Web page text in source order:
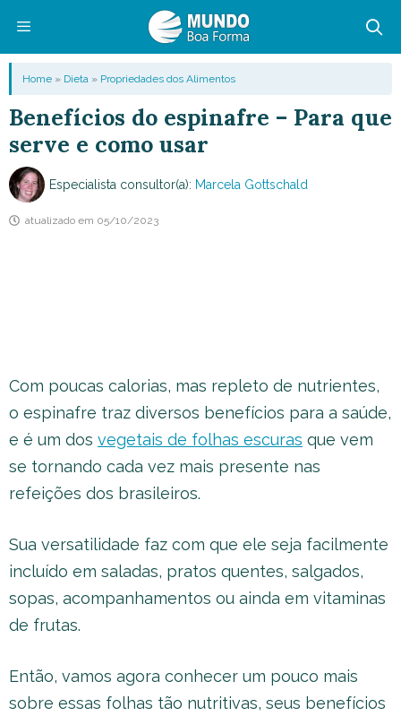
conteúdo
Menu
Home » Dieta » Propriedades dos Alimentos
Benefícios do espinafre – Para que
serve e como usar
Especialista consultor(a): Marcela Gottschald
atualizado em 05/10/2023
Com poucas calorias, mas repleto de nutrientes,
o espinafre traz diversos benefícios para a saúde,
e é um dos vegetais de folhas escuras que vem
se tornando cada vez mais presente nas
refeições dos brasileiros.
Sua versatilidade faz com que ele seja facilmente
incluído em saladas, pratos quentes, salgados,
sopas, acompanhamentos ou ainda em vitaminas
de frutas.
Então, vamos agora conhecer um pouco mais
sobre essas folhas tão nutritivas, seus benefícios